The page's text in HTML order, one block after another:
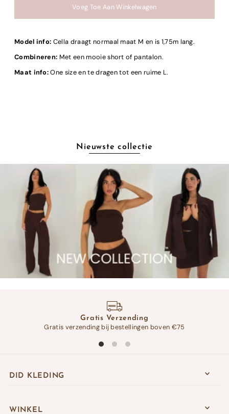
Model info: Cella draagt normaal maat M en is 1,75m lang.
Combineren: Met een mooie short of pantalon.
Maat info:One size en te dragen tot een ruime L.
Nieuwste collectie
Gratis Verzending
Gratis verzending bij bestellingen boven €75
DID KLEDING
WINKEL